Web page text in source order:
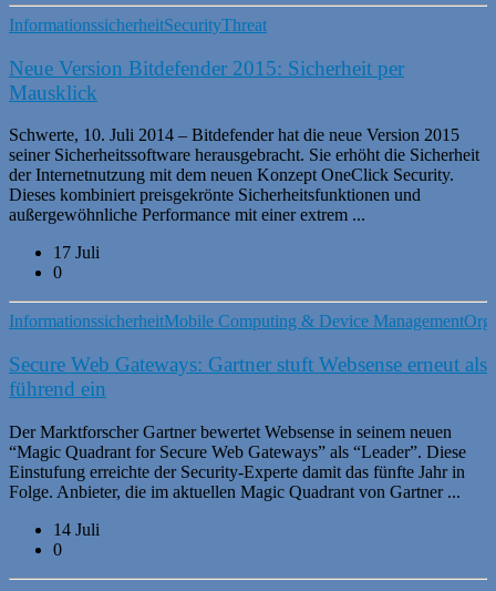
InformationssicherheitSecurityThreat
Neue Version Bitdefender 2015: Sicherheit per
Mausklick
Schwerte, 10. Juli 2014 – Bitdefender hat die neue Version 2015
seiner Sicherheitssoftware herausgebracht. Sie erhöht die Sicherheit
der Internetnutzung mit dem neuen Konzept OneClick Security.
Dieses kombiniert preisgekrönte Sicherheitsfunktionen und
außergewöhnliche Performance mit einer extrem ...
17 Juli
0
InformationssicherheitMobile Computing & Device Management
Secure Web Gateways: Gartner stuft Websense erneut als
führend ein
Der Marktforscher Gartner bewertet Websense in seinem neuen
“Magic Quadrant for Secure Web Gateways” als “Leader”. Diese
Einstufung erreichte der Security-Experte damit das fünfte Jahr in
Folge. Anbieter, die im aktuellen Magic Quadrant von Gartner ...
14 Juli
0